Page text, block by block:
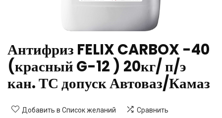
Антифриз FELIX CARBOX -40
(красный G-12 ) 20кг/ п/э
кан. ТС допуск Автоваз/Камаз
Добавить в Список желаний Сравнить